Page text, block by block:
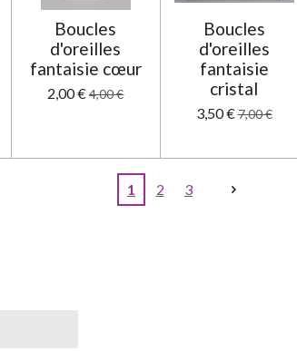
Boucles
d'oreilles
fantaisie cœur
2,00 € 4,00 €
Boucles
d'oreilles
fantaisie
cristal
3,50 €7,00 €
1 2 3